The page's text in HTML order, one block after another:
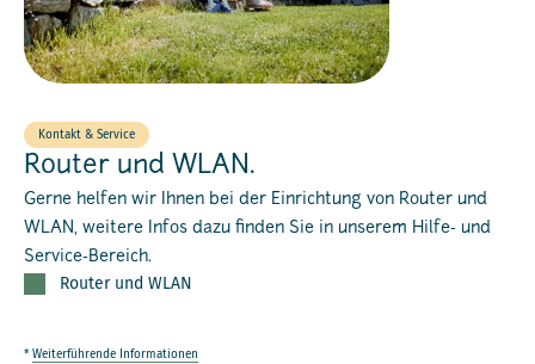
Kontakt & Service
Router und WLAN.
Gerne helfen wir Ihnen bei der Einrichtung von Router und
WLAN, weitere Infos dazu finden Sie in unserem Hilfe- und
Service-Bereich.
Router und WLAN
* Weiterführende Informationen